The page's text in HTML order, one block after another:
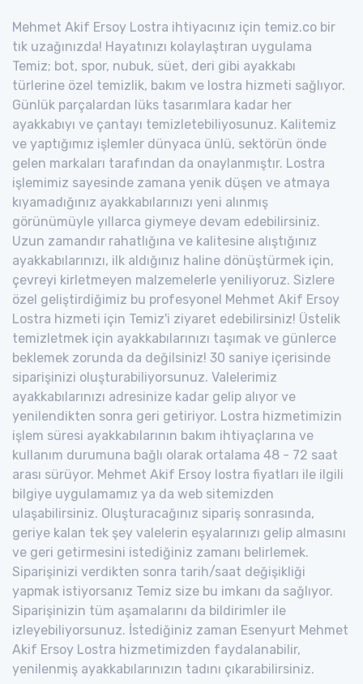
Mehmet Akif Ersoy Lostra ihtiyacınız için temiz.co bir
tık uzağınızda! Hayatınızı kolaylaştıran uygulama
Temiz; bot, spor, nubuk, süet, deri gibi ayakkabı
türlerine özel temizlik, bakım ve lostra hizmeti sağlıyor.
Günlük parçalardan lüks tasarımlara kadar her
ayakkabıyı ve çantayı temizletebiliyosunuz. Kalitemiz
ve yaptığımız işlemler dünyaca ünlü, sektörün önde
gelen markaları tarafından da onaylanmıştır. Lostra
işlemimiz sayesinde zamana yenik düşen ve atmaya
kıyamadığınız ayakkabılarınızı yeni alınmış
görünümüyle yıllarca giymeye devam edebilirsiniz.
Uzun zamandır rahatlığına ve kalitesine alıştığınız
ayakkabılarınızı, ilk aldığınız haline dönüştürmek için,
çevreyi kirletmeyen malzemelerle yeniliyoruz. Sizlere
özel geliştirdiğimiz bu profesyonel Mehmet Akif Ersoy
Lostra hizmeti için Temiz'i ziyaret edebilirsiniz! Üstelik
temizletmek için ayakkabılarınızı taşımak ve günlerce
beklemek zorunda da değilsiniz! 30 saniye içerisinde
siparişinizi oluşturabiliyorsunuz. Valelerimiz
ayakkabılarınızı adresinize kadar gelip alıyor ve
yenilendikten sonra geri getiriyor. Lostra hizmetimizin
işlem süresi ayakkabılarının bakım ihtiyaçlarına ve
kullanım durumuna bağlı olarak ortalama 48 - 72 saat
arası sürüyor. Mehmet Akif Ersoy lostra fiyatları ile ilgili
bilgiye uygulamamız ya da web sitemizden
ulaşabilirsiniz. Oluşturacağınız sipariş sonrasında,
geriye kalan tek şey valelerin eşyalarınızı gelip almasını
ve geri getirmesini istediğiniz zamanı belirlemek.
Siparişinizi verdikten sonra tarih/saat değişikliği
yapmak istiyorsanız Temiz size bu imkanı da sağlıyor.
Siparişinizin tüm aşamalarını da bildirimler ile
izleyebiliyorsunuz. İstediğiniz zaman Esenyurt Mehmet
Akif Ersoy Lostra hizmetimizden faydalanabilir,
yenilenmiş ayakkabılarınızın tadını çıkarabilirsiniz.